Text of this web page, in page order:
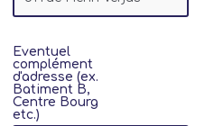
Eventuel
complément
d'adresse (ex.
Batiment B,
Centre Bourg
etc.)